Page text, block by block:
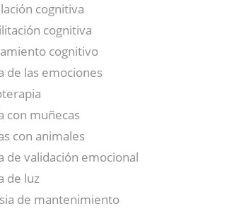
cognitiva
cognitiva
cognitivo
de las emociones
con muñecas
con animales
de validación emocional
de luz
de mantenimiento